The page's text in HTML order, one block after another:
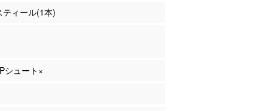
ィール(1本)
シュート×